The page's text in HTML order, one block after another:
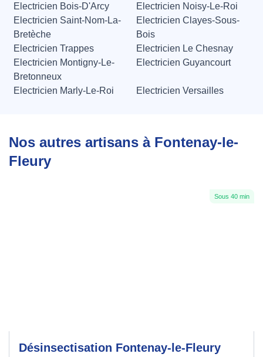
Electricien Bois-D'Arcy
Electricien Noisy-Le-Roi
Electricien Saint-Nom-La-
Bretèche
Electricien Clayes-Sous-
Bois
Electricien Trappes
Electricien Le Chesnay
Electricien Montigny-Le-
Bretonneux
Electricien Guyancourt
Electricien Marly-Le-Roi Electricien Versailles
Nos autres artisans à Fontenay-le-
Fleury
Sous 40 min
Désinsectisation Fontenay-le-Fleury